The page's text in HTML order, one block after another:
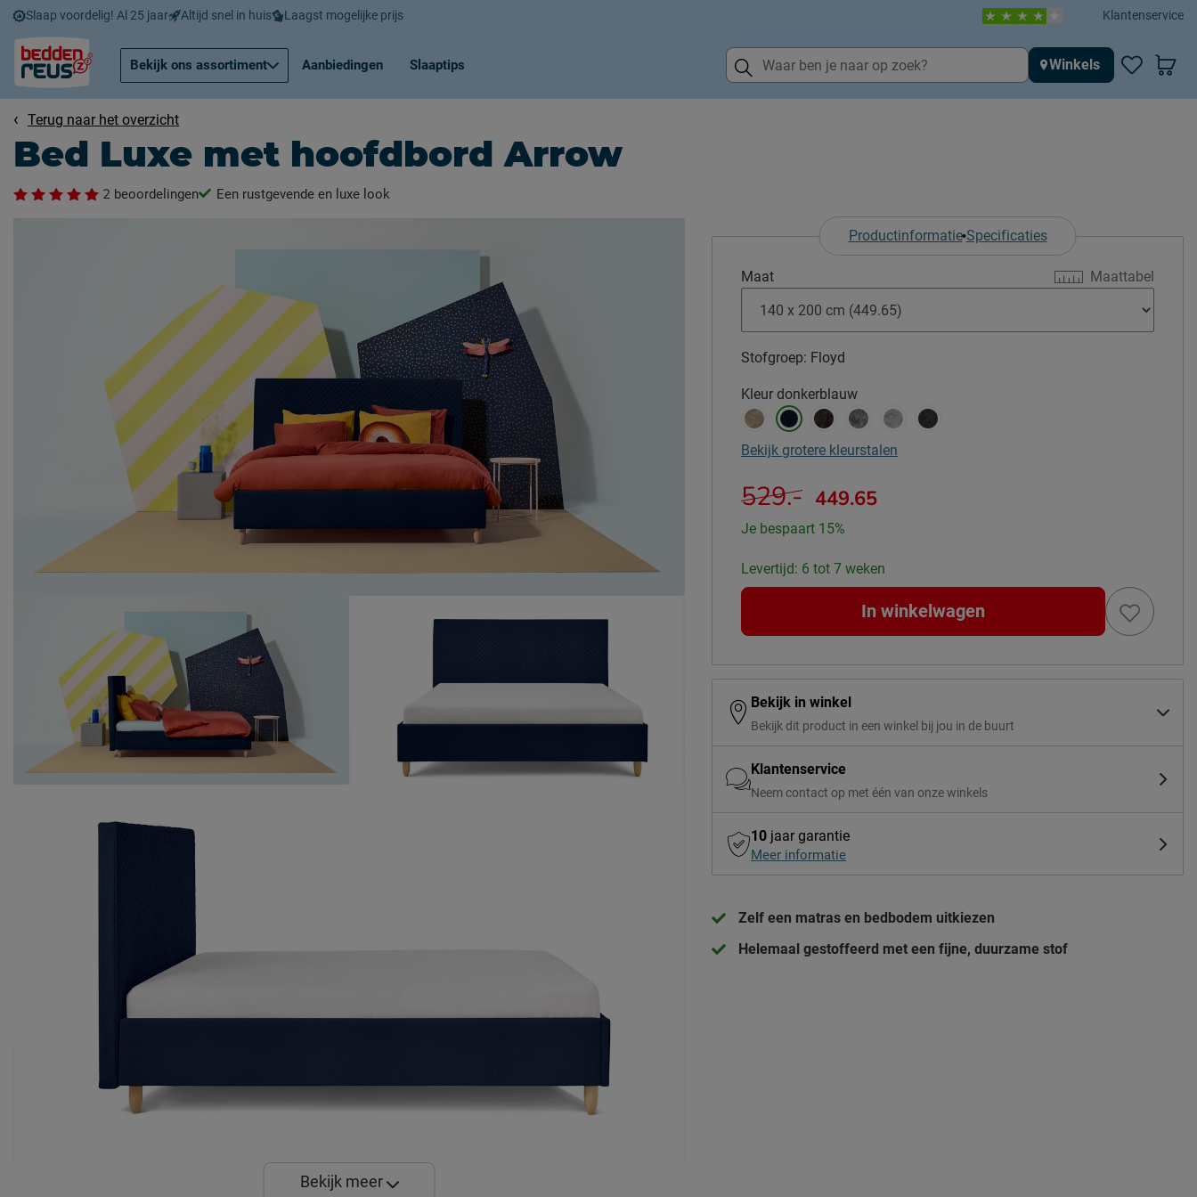
Slaap voordelig! Al 25 jaar Altijd snel in huis Laagst mogelijke prijs Klantenservice
Bekijk ons assortiment Aanbiedingen Slaaptips Winkels
Terug naar het overzicht
Bed Luxe met hoofdbord Arrow
2 beoordelingen Een rustgevende en luxe look
Bekijk meer
Productinformatie Specificaties
Maattabel
Maat
Stofgroep: Floyd
Kleur donkerblauw
Bekijk grotere kleurstalen
529.- 449.65
Je bespaart 15%
Levertijd: 6 tot 7 weken
In winkelwagen
Bekijk in winkel
Bekijk dit product in een winkel bij jou in de buurt
Klantenservice
Neem contact op met één van onze winkels
10 jaar garantie
Meer informatie
Zelf een matras en bedbodem uitkiezen
Helemaal gestoffeerd met een fijne, duurzame stof